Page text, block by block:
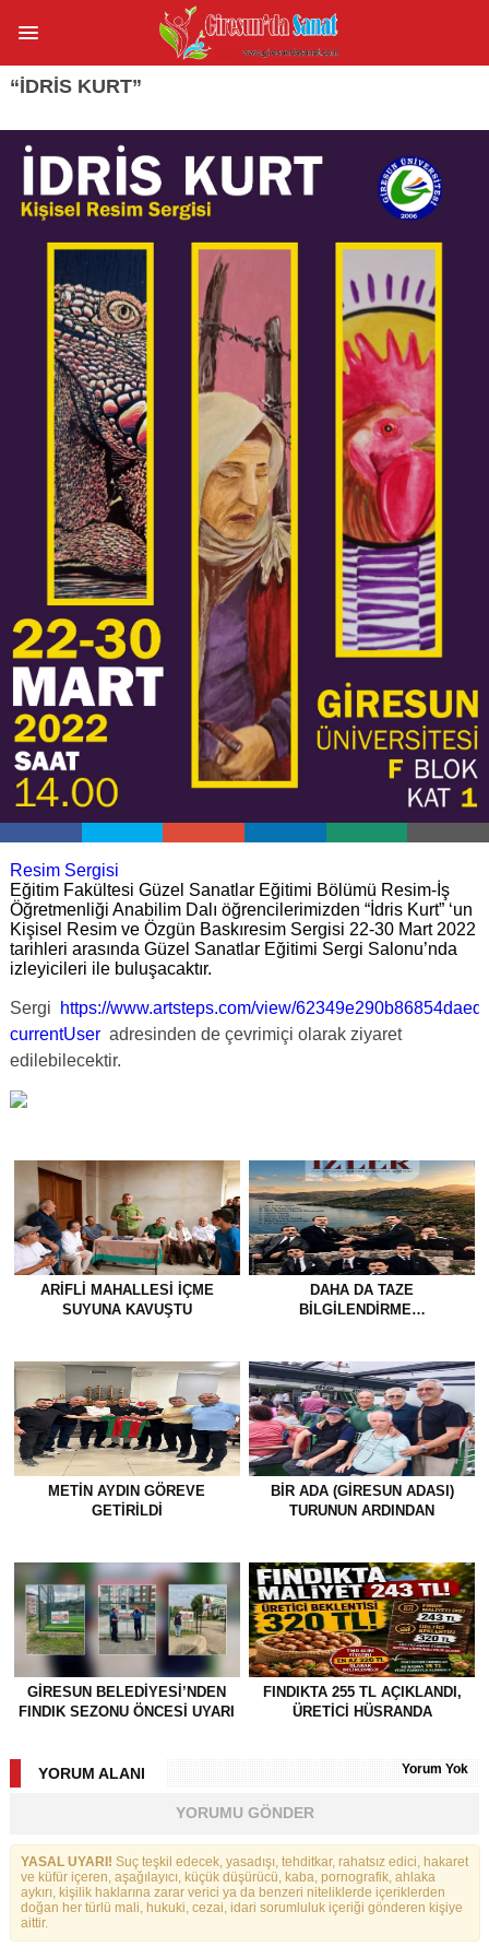
“İDRIS KURT”
Resim Sergisi
Eğitim Fakültesi Güzel Sanatlar Eğitimi Bölümü Resim-İş
Öğretmenliği Anabilim Dalı öğrencilerimizden “İdris Kurt” ‘un
Kişisel Resim ve Özgün Baskıresim Sergisi 22-30 Mart 2022
tarihleri arasında Güzel Sanatlar Eğitimi Sergi Salonu’nda
izleyicileri ile buluşacaktır.
Sergi
https://www.artsteps.com/view/
currentUseradresinden de çevrimiçi olarak ziyaret
edilebilecektir.
ARIFLI MAHALLESI İÇME
SUYUNA KAVUŞTU
DAHA DA TAZE
BİLGİLENDİRME…
METİN AYDIN GÖREVE
GETİRİLDİ
BİR ADA (GİRESUN ADASI)
TURUNUN ARDINDAN
GİRESUN BELEDİYESİ’NDEN
FINDIK SEZONU ÖNCESİ UYARI
FINDIKTA 255 TL AÇIKLANDI,
ÜRETİCİ HÜSRANDA
YORUM ALANI Yorum Yok
YORUMU GÖNDER
YASAL UYARI! Suç teşkil edecek, yasadışı, tehditkar, rahatsız edici, hakaret
ve küfür içeren, aşağılayıcı, küçük düşürücü, kaba, pornografik, ahlaka
aykırı, kişilik haklarına zarar verici ya da benzeri niteliklerde içeriklerden
doğan her türlü mali, hukuki, cezai, idari sorumluluk içeriği gönderen kişiye
aittir.